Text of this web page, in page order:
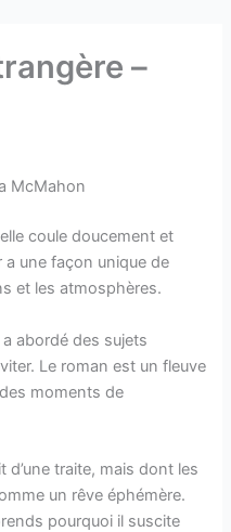
–
McMahon
coule doucement et
a une façon unique de
et les atmosphères.
abordé des sujets
Le roman est un fleuve
moments de
d’une traite, mais dont les
un rêve éphémère.
pourquoi il suscite